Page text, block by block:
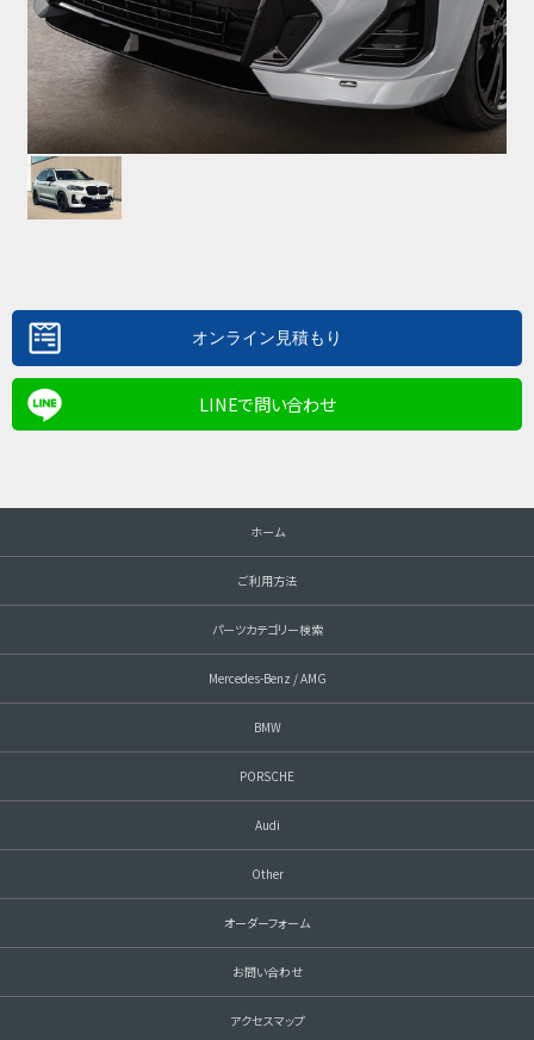
LINEで問い合わせ
ホーム
ご利用方法
パーツカテゴリー検索
Mercedes-Benz / AMG
BMW
PORSCHE
Audi
Other
オーダーフォーム
お問い合わせ
アクセスマップ